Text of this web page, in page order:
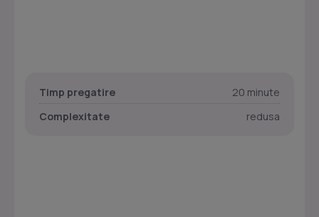
Timp pregatire
20 minute
Complexitate
redusa